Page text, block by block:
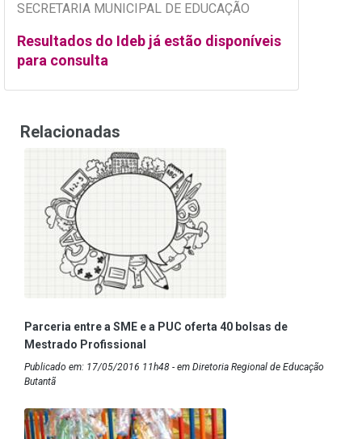
SECRETARIA MUNICIPAL DE EDUCAÇÃO
Resultados do Ideb já estão disponíveis
para consulta
Relacionadas
Parceria entre a SME e a PUC oferta 40 bolsas de
Mestrado Profissional
Publicado em: 17/05/2016 11h48 - em Diretoria Regional de Educação
Butantã